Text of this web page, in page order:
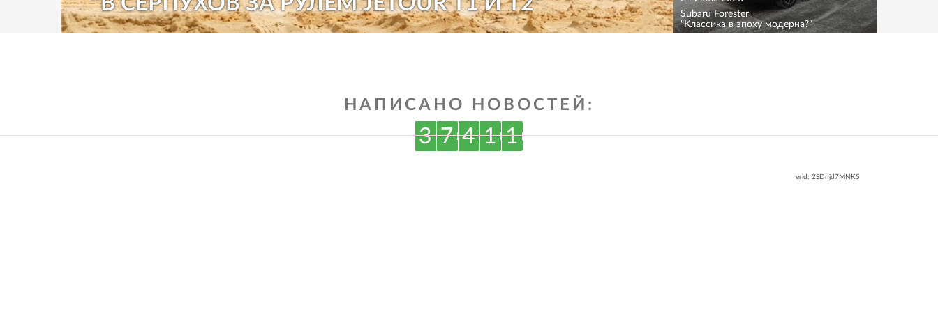
Subaru Forester
"Классика в эпоху модерна?"
НАПИСАНО НОВОСТЕЙ:
3 7 4 1 1
erid: 2SDnjd7MNK5